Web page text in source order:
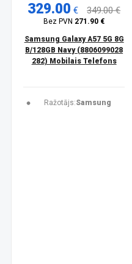
329.00 € 349.00 €
Bez PVN 271.90 €
Samsung Galaxy A57 5G 8G
B/128GB Navy (8806099028
282) Mobilais Telefons
Ražotājs:Samsung